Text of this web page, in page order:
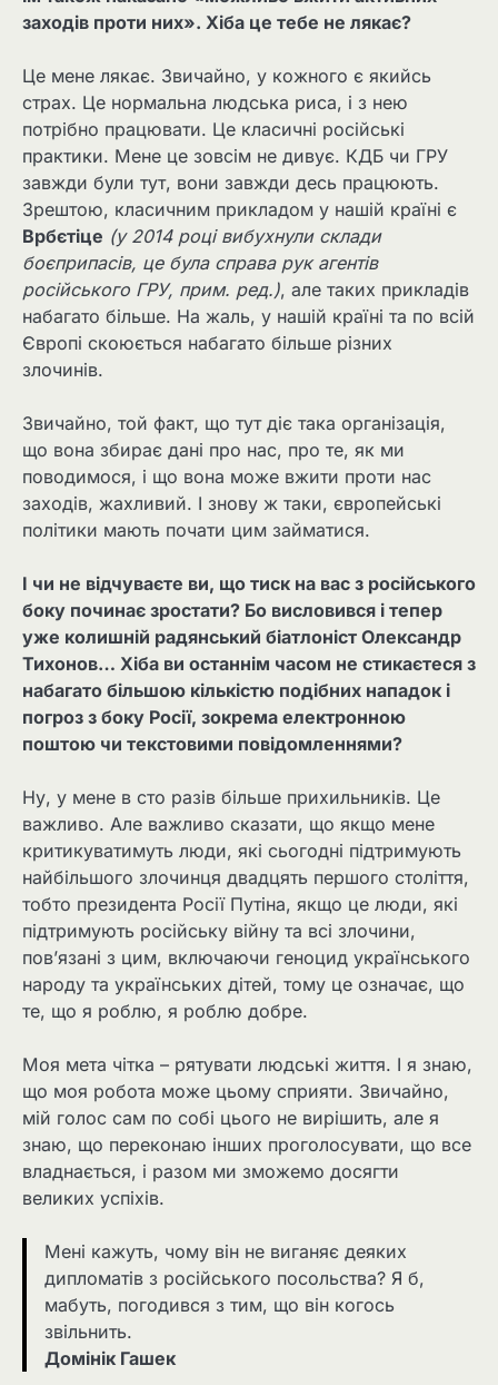
заходів проти них». Хіба це тебе не лякає?
Це мене лякає. Звичайно, у кожного є якийсь
страх. Це нормальна людська риса, і з нею
потрібно працювати. Це класичні російські
практики. Мене це зовсім не дивує. КДБ чи ГРУ
завжди були тут, вони завжди десь працюють.
Зрештою, класичним прикладом у нашій країні є
Врбєтіце (у 2014 році вибухнули склади
боєприпасів, це була справа рук агентів
російського ГРУ, прим. ред.), але таких прикладів
набагато більше. На жаль, у нашій країні та по всій
Європі скоюється набагато більше різних
злочинів.
Звичайно, той факт, що тут діє така організація,
що вона збирає дані про нас, про те, як ми
поводимося, і що вона може вжити проти нас
заходів, жахливий. І знову ж таки, європейські
політики мають почати цим займатися.
І чи не відчуваєте ви, що тиск на вас з російського
боку починає зростати? Бо висловився і тепер
уже колишній радянський біатлоніст Олександр
Тихонов… Хіба ви останнім часом не стикаєтеся з
набагато більшою кількістю подібних нападок і
погроз з боку Росії, зокрема електронною
поштою чи текстовими повідомленнями?
Ну, у мене в сто разів більше прихильників. Це
важливо. Але важливо сказати, що якщо мене
критикуватимуть люди, які сьогодні підтримують
найбільшого злочинця двадцять першого століття,
тобто президента Росії Путіна, якщо це люди, які
підтримують російську війну та всі злочини,
пов’язані з цим, включаючи геноцид українського
народу та українських дітей, тому це означає, що
те, що я роблю, я роблю добре.
Моя мета чітка – рятувати людські життя. І я знаю,
що моя робота може цьому сприяти. Звичайно,
мій голос сам по собі цього не вирішить, але я
знаю, що переконаю інших проголосувати, що все
владнається, і разом ми зможемо досягти
великих успіхів.
Мені кажуть, чому він не виганяє деяких
дипломатів з російського посольства? Я б,
мабуть, погодився з тим, що він когось
звільнить.
Домінік Гашек